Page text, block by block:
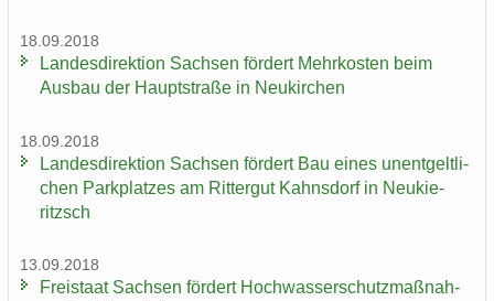
18.09.2018
Lan­des­di­rek­ti­on Sach­sen för­dert Mehr­kos­ten beim
Aus­bau der Haupt­stra­ße in Neu­kir­chen
18.09.2018
Lan­des­di­rek­ti­on Sach­sen för­dert Bau eines un­ent­gelt­li­
chen Park­plat­zes am Rit­ter­gut Kahns­dorf in Neu­kie­
ritzsch
13.09.2018
Frei­staat Sach­sen för­dert Hoch­was­ser­schutz­maß­nah­